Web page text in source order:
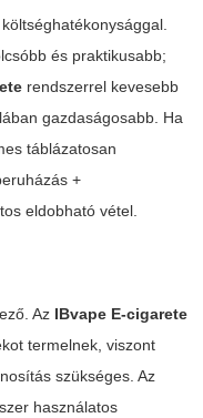
és praktikusabb;
rendszerrel kevesebb
gazdaságosabb. Ha
táblázatosan
+
eldobható vétel.
Az IBvape E-cigarete
termelnek, viszont
szükséges. Az
használatos